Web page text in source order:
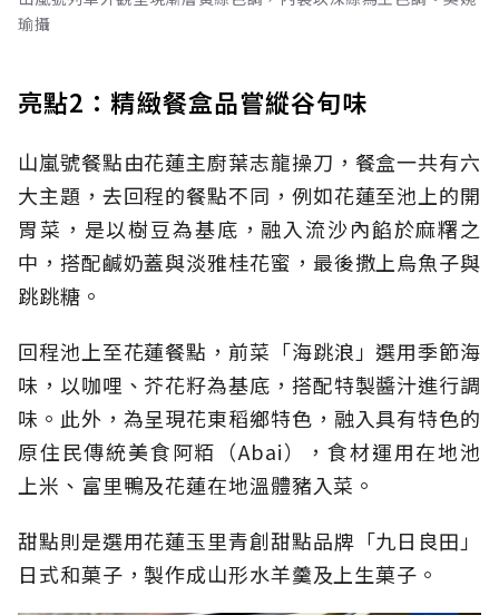
瑜攝
亮點2：精緻餐盒品嘗縱谷旬味
山嵐號餐點由花蓮主廚葉志龍操刀，餐盒一共有六
大主題，去回程的餐點不同，例如花蓮至池上的開
胃菜，是以樹豆為基底，融入流沙內餡於麻糬之
中，搭配鹹奶蓋與淡雅桂花蜜，最後撒上烏魚子與
跳跳糖。
回程池上至花蓮餐點，前菜「海跳浪」選用季節海
味，以咖哩、芥花籽為基底，搭配特製醬汁進行調
味。此外，為呈現花東稻鄉特色，融入具有特色的
原住民傳統美食阿粨（Abai），食材運用在地池
上米、富里鴨及花蓮在地溫體豬入菜。
甜點則是選用花蓮玉里青創甜點品牌「九日良田」
日式和菓子，製作成山形水羊羹及上生菓子。